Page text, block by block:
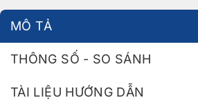
MÔ TẢ
THÔNG SỐ - SO SÁNH
TÀI LIỆU HƯỚNG DẪN